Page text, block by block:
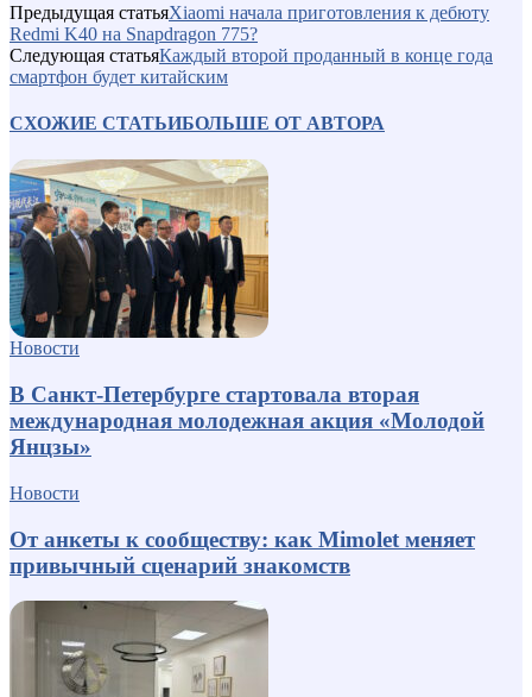
Предыдущая статьяXiaomi начала приготовления к дебюту
Redmi K40 на Snapdragon 775?
Следующая статьяКаждый второй проданный в конце года
смартфон будет китайским
СХОЖИЕ СТАТЬИБОЛЬШЕ ОТ АВТОРА
Новости
В Санкт-Петербурге стартовала вторая
международная молодежная акция «Молодой
Янцзы»
Новости
От анкеты к сообществу: как Mimolet меняет
привычный сценарий знакомств